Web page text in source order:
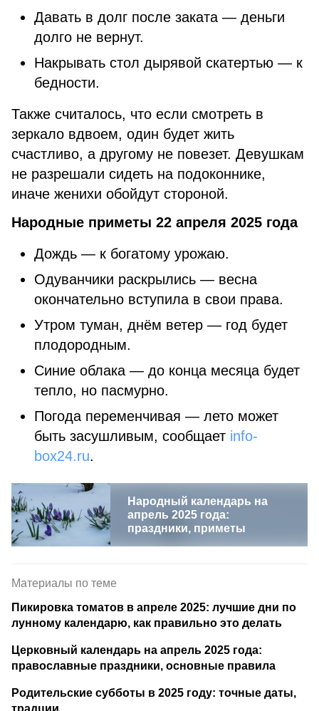
Давать в долг после заката — деньги
долго не вернут.
Накрывать стол дырявой скатертью — к
бедности.
Также считалось, что если смотреть в
зеркало вдвоем, один будет жить
счастливо, а другому не повезет. Девушкам
не разрешали сидеть на подоконнике,
иначе женихи обойдут стороной.
Народные приметы 22 апреля 2025 года
Дождь — к богатому урожаю.
Одуванчики раскрылись — весна
окончательно вступила в свои права.
Утром туман, днём ветер — год будет
плодородным.
Синие облака — до конца месяца будет
тепло, но пасмурно.
Погода переменчивая — лето может
быть засушливым, сообщает info-
box24.ru.
Народный календарь на
апрель 2025 года:
праздники, приметы
Материалы по теме
Пикировка томатов в апреле 2025: лучшие дни по
лунному календарю, как правильно это делать
Церковный календарь на апрель 2025 года:
православные праздники, основные правила
Родительские субботы в 2025 году: точные даты,
традции